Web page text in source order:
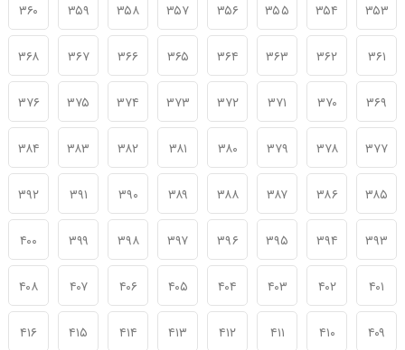
۳۵۳ ۳۵۴ ۳۵۵ ۳۵۶ ۳۵۷ ۳۵۸ ۳۵۹ ۳۶۰
۳۶۱ ۳۶۲ ۳۶۳ ۳۶۴ ۳۶۵ ۳۶۶ ۳۶۷ ۳۶۸
۳۶۹ ۳۷۰ ۳۷۱ ۳۷۲ ۳۷۳ ۳۷۴ ۳۷۵ ۳۷۶
۳۷۷ ۳۷۸ ۳۷۹ ۳۸۰ ۳۸۱ ۳۸۲ ۳۸۳ ۳۸۴
۳۸۵ ۳۸۶ ۳۸۷ ۳۸۸ ۳۸۹ ۳۹۰ ۳۹۱ ۳۹۲
۳۹۳ ۳۹۴ ۳۹۵ ۳۹۶ ۳۹۷ ۳۹۸ ۳۹۹ ۴۰۰
۴۰۱ ۴۰۲ ۴۰۳ ۴۰۴ ۴۰۵ ۴۰۶ ۴۰۷ ۴۰۸
۴۰۹ ۴۱۰ ۴۱۱ ۴۱۲ ۴۱۳ ۴۱۴ ۴۱۵ ۴۱۶